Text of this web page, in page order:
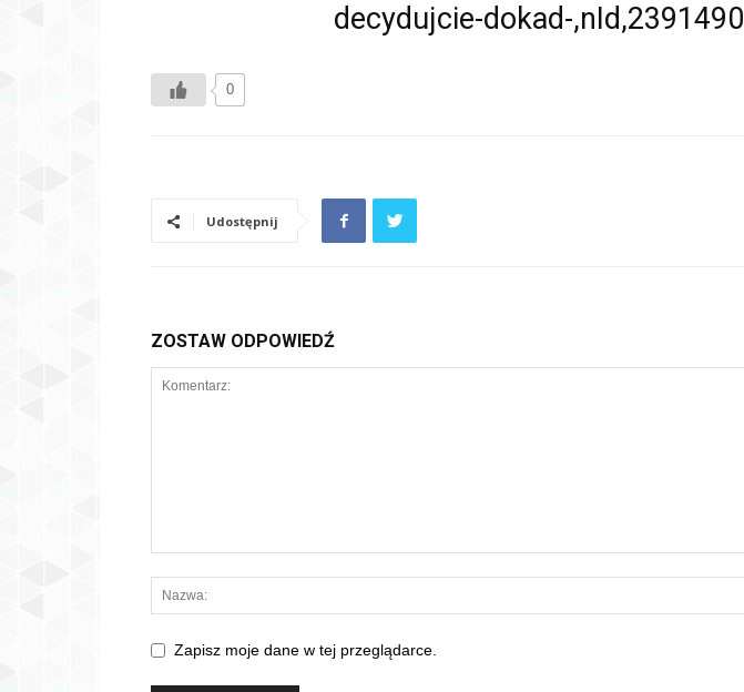
decydujcie-dokad-,nId,2391490
0
Udostępnij
ZOSTAW ODPOWIEDŹ
Zapisz moje dane w tej przeglądarce.